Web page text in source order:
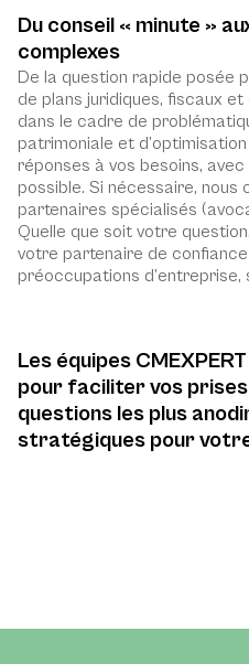
Du conseil « minute »
complexes
De la question rapide posée
de plans juridiques, fiscaux
dans le cadre de
patrimoniale et
réponses à vos besoins,
possible. Si nécessaire, nous
partenaires spécialisés
Quelle que soit votre
votre partenaire de
préoccupations d’entreprise,
Les équipes
pour faciliter vos
questions les plus
stratégiques pour